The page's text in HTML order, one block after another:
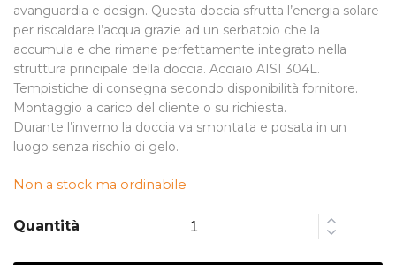
avanguardia e design. Questa doccia sfrutta l’energia solare
per riscaldare l’acqua grazie ad un serbatoio che la
accumula e che rimane perfettamente integrato nella
struttura principale della doccia. Acciaio AISI 304L.
Tempistiche di consegna secondo disponibilità fornitore.
Montaggio a carico del cliente o su richiesta.
Durante l’inverno la doccia va smontata e posata in un
luogo senza rischio di gelo.
Non a stock ma ordinabile
Quantità